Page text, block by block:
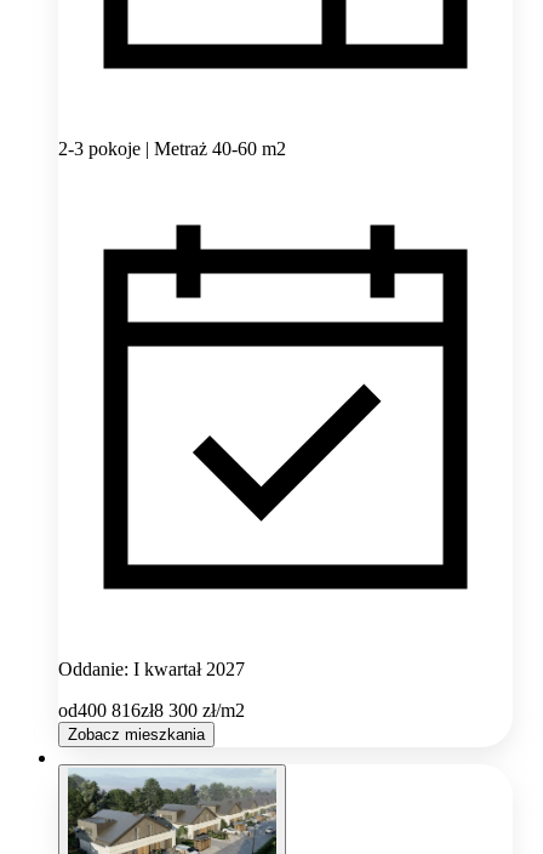
2-3 pokoje | Metraż 40-60 m2
Oddanie: I kwartał 2027
od400 816zł8 300 zł/m2
Zobacz mieszkania